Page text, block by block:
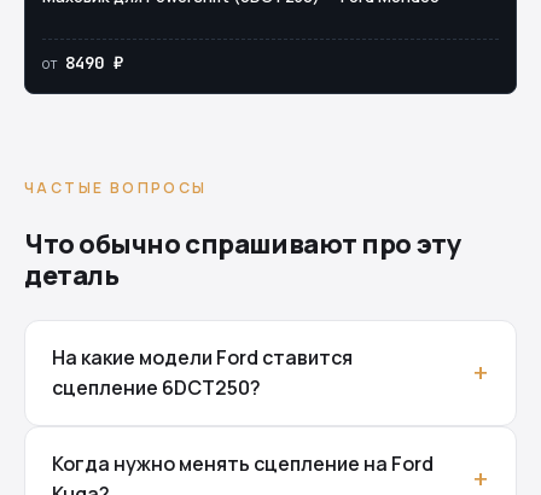
от 8490 ₽
ЧАСТЫЕ ВОПРОСЫ
Что обычно спрашивают про эту
деталь
На какие модели Ford ставится
сцепление 6DCT250?
Когда нужно менять сцепление на Ford